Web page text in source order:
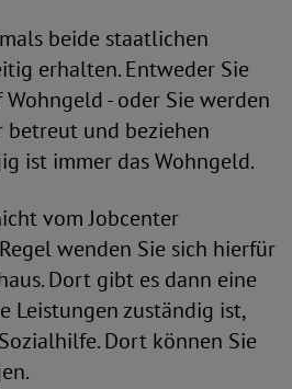
beide staatlichen
erhalten. Entweder Sie
- oder Sie werden
betreut und beziehen
ist immer das Wohngeld.
vom Jobcenter
wenden Sie sich hierfür
Dort gibt es dann eine
Leistungen zuständig ist,
Dort können Sie